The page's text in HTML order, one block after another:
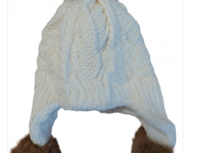
Zonnebrillen
ON THE BEACH
Charmin*s
Ohlala Jewels